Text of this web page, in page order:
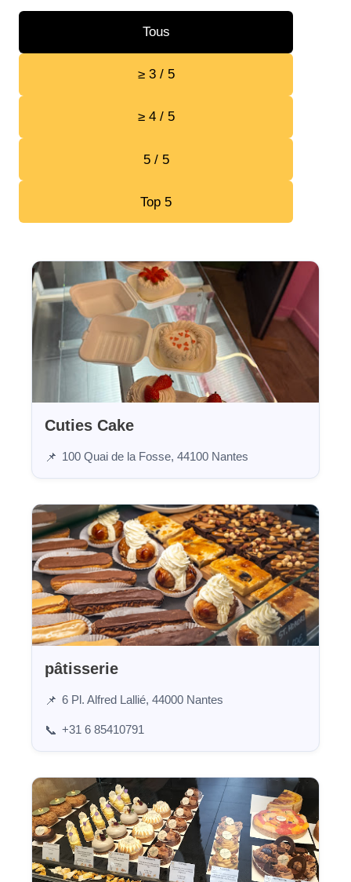
Tous
≥ 3 / 5
≥ 4 / 5
5 / 5
Top 5
Cuties Cake
📌 100 Quai de la Fosse, 44100 Nantes
pâtisserie
📌 6 Pl. Alfred Lallié, 44000 Nantes
📞 +31 6 85410791